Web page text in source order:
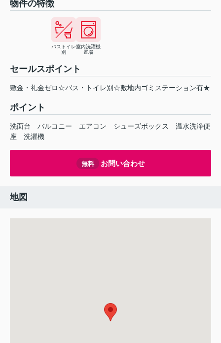
物件の特徴
バストイレ
別
室内洗濯機
置場
セールスポイント
敷金・礼金ゼロ☆バス・トイレ別☆敷地内ゴミステーション有★
ポイント
洗面台 バルコニー エアコン シューズボックス
温水洗浄便
座
洗濯機
無料 お問い合わせ
地図